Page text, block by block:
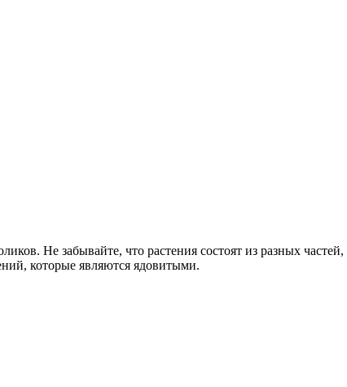
Не забывайте, что растения состоят из разных
которые являются ядовитыми.